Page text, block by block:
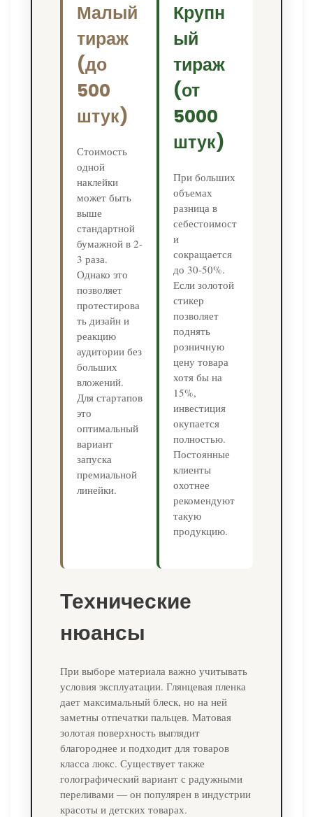
Малый
тираж
(до
500
штук)
Стоимость
одной
наклейки
может быть
выше
стандартной
бумажной в 2-
3 раза.
Однако это
позволяет
протестирова
ть дизайн и
реакцию
аудитории без
больших
вложений.
Для стартапов
это
оптимальный
вариант
запуска
премиальной
линейки.
Крупн
ый
тираж
(от
5000
штук)
При больших
объемах
разница в
себестоимост
и
сокращается
до 30-50%.
Если золотой
стикер
позволяет
поднять
розничную
цену товара
хотя бы на
15%,
инвестиция
окупается
полностью.
Постоянные
клиенты
охотнее
рекомендуют
такую
продукцию.
Технические
нюансы
При выборе материала важно учитывать
условия эксплуатации. Глянцевая пленка
дает максимальный блеск, но на ней
заметны отпечатки пальцев. Матовая
золотая поверхность выглядит
благороднее и подходит для товаров
класса люкс. Существует также
голографический вариант с радужными
переливами — он популярен в индустрии
красоты и детских товарах.